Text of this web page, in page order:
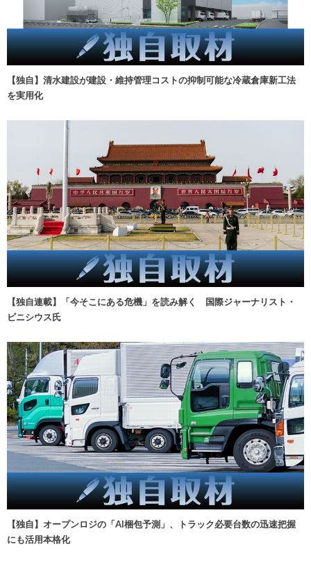
【独自】清水建設が建設・維持管理コストの抑制可能な冷蔵倉庫新工法
を実用化
【独自連載】「今そこにある危機」を読み解く 国際ジャーナリスト・
ビニシウス氏
【独自】オープンロジの「AI梱包予測」、トラック必要台数の迅速把握
にも活用本格化